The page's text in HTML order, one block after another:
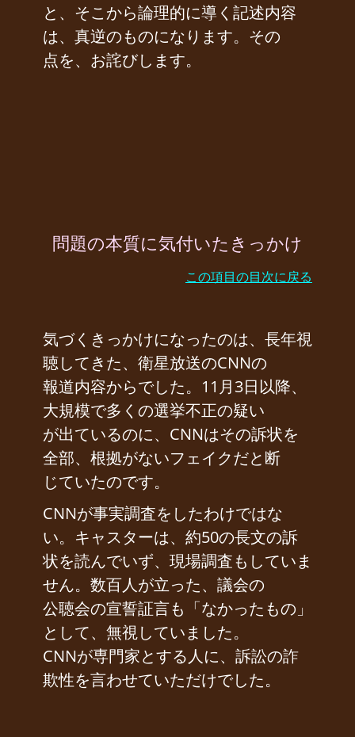
と、そこから論理的に導く記述内容
は、真逆のものになります。その
点を、お詫びします。
問題の本質に気付いたきっかけ
この項目の目次に戻る
気づくきっかけになったのは、長年視
聴してきた、衛星放送のCNNの
報道内容からでした。11月3日以降、
大規模で多くの選挙不正の疑い
が出ているのに、CNNはその訴状を
全部、根拠がないフェイクだと断
じていたのです。
CNNが事実調査をしたわけではな
い。キャスターは、約50の長文の訴
状を読んでいず、現場調査もしていま
せん。数百人が立った、議会の
公聴会の宣誓証言も「なかったもの」
として、無視していました。
CNNが専門家とする人に、訴訟の詐
欺性を言わせていただけでした。